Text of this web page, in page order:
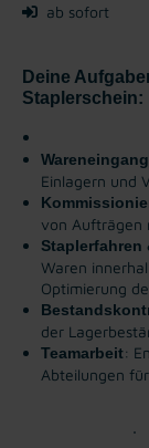
ab sofort
Deine
Staplerschein:
Einlagern und
von Aufträgen
Staplerfahren
Waren
Optimierung
der
Teamarbeit:
Abteilungen